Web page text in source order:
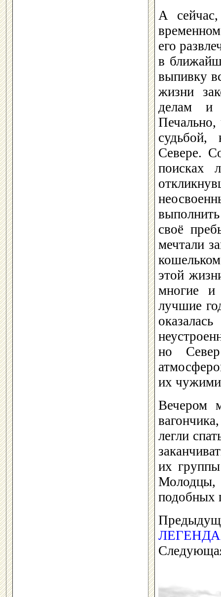
А
его
в
выпивку
жизни
делам и
Печально,
судьбой,
Севере.
поисках
своё
мечтали
этой
многие
лучшие
но
их
Вечером
легли
их
Молодцы,
подобных